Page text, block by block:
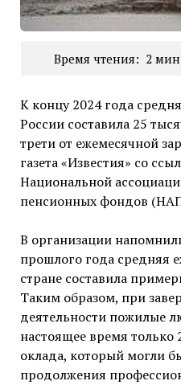
Время чтения: 2
К концу 2024 года
России составила 25
трети от ежемесячной
газета «Известия» со
Национальной
пенсионных фондов
В организации
прошлого года средняя
стране составила
Таким образом, при
деятельности пожилые
настоящее время только
оклада, который могли
продолжения